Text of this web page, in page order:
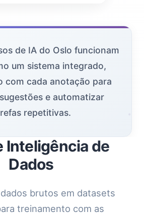
de IA do Oslo funcionam
um sistema integrado,
com cada anotação para
e automatizar
repetitivas.
Inteligência de
Dados
brutos em datasets
treinamento com as